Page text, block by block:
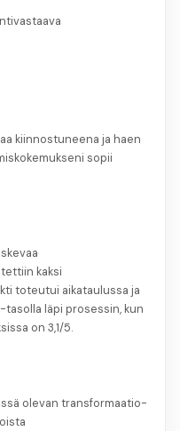
kiinnostuneena ja haen
sopii
kaksi
toteutui aikataulussa ja
läpi prosessin, kun
on 3,1/5.
olevan transformaatio-